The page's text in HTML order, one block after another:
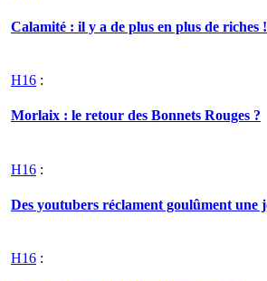
Calamité : il y a de plus en plus de riches !
H16 :
Morlaix : le retour des Bonnets Rouges ?
H16 :
Des youtubers réclament goulûment une
H16 :